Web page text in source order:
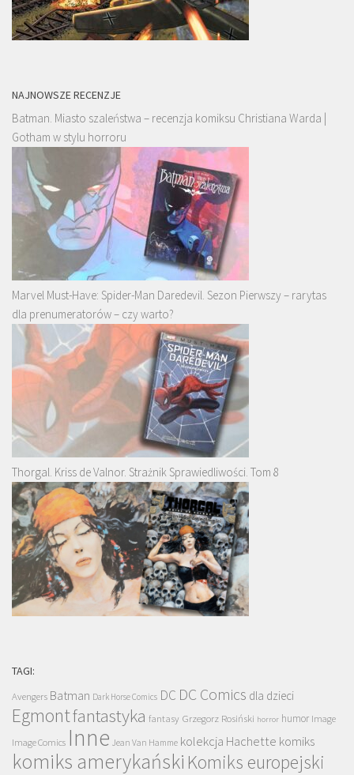
NAJNOWSZE RECENZJE
Batman. Miasto szaleństwa – recenzja komiksu Christiana Warda |
Gotham w stylu horroru
Marvel Must-Have: Spider-Man Daredevil. Sezon Pierwszy – rarytas
dla prenumeratorów – czy warto?
Thorgal. Kriss de Valnor. Strażnik Sprawiedliwości. Tom 8
TAGI:
Avengers Batman Dark Horse Comics DC DC Comics dla dzieci
Egmontfantastyka fantasy Grzegorz Rosiński horror humor Image
Image Comics Inne Jean Van Hamme kolekcja Hachette komiks
komiks amerykański Komiks europejski